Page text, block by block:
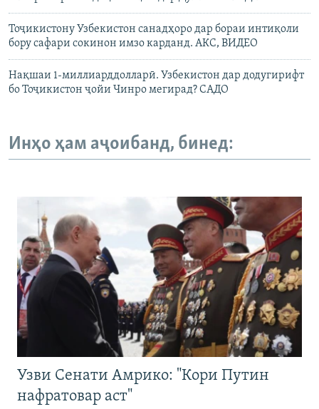
Тоҷикистону Узбекистон санадҳоро дар бораи интиқоли
бору сафари сокинон имзо карданд. АКС, ВИДЕО
Нақшаи 1-миллиарддолларӣ. Узбекистон дар додугирифт
бо Тоҷикистон ҷойи Чинро мегирад? САДО
Инҳо ҳам аҷоибанд, бинед:
Узви Сенати Амрико: "Кори Путин
нафратовар аст"